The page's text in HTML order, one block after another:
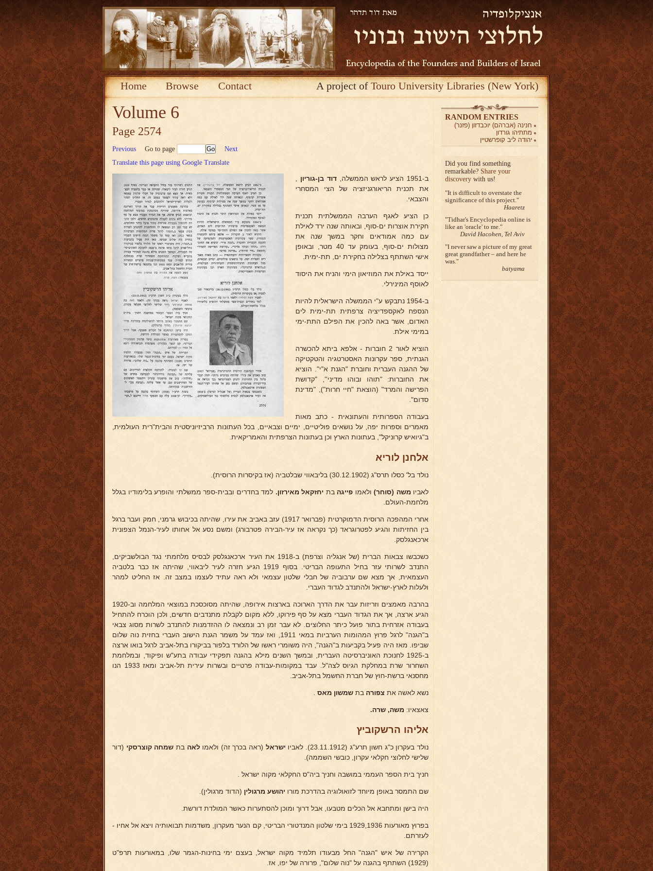
Home Browse Contact A project ofTouro University Libraries (New York)
Volume 6
Page 2574
Previous Go to page
Next
Translate this page using Google Translate
ב-1951 הציע לראש הממשלה, דוד בן-גוריון
את תכנית הריאורגניזציה של הצי המסחרי
והצבאי.
כן הציע לאגף הערבה הממשלתית תכנית
חקירת אוצרות ים-סוף, ובאותה שנה ירד לאילת
עם כמה אמודאים וחקר במשך שנה את
מצולות ים-סוף, בעומק עד 40 מטר, ובאופן
אישי השתתף בצלילה בחקירת ים, תת-ימית.
ייסד באילת את המוזיאון הימי והניח את היסוד
לאוסף המינירלי.
ב-1954 נתבקש ע"י הממשלה הישראלית להיות
הנספח לאקספדיציה צרפתית תת-ימית לים
האדום, אשר באה להכין את הפילם התת-ימי
במימי אילת.
הוציא לאור 2 חוברות - אלפא ביתא להכשרה
הגנתית, ספר עקרונות האסטרטגיה והטקטיקה
של ההגנה העברית וחוברת "הגנת א"י". הוציא
את החוברות: "תוהו ובוהו מדיני'', "קדושת
הפרישה והמרד" (הוצאת "חיי חרות"), "מדינת
סדום".
בעבודה הספרותית והעתונאית - כתב מאות
מאמרים וספרות יפה, על נושאים פוליטיים, ימיים וצבאיים, בכל העתונות הרביזיוניסטית והבית"רית העולמית,
ב"גיואיש קרוניקל", בעתונות הארץ וכן בעתונות הצרפתית והאמריקאית.
אלחנן לוריא
נולד בל' כסלו תרס"ג (30.12.1902) בליבאווי שבלטביה (אז בקיסרות הרוסית).
לאביו משה (סוחר) ולאמו פייגה בת יחזקאל מאירזון. למד בחדרים ובבית-ספר ממשלתי והופרע בלימודיו בגלל
מלחמת-העולם.
אחרי המהפכה הרוסית הדמוקרטית (פברואר 1917) עזב באביב את עירו, שהיתה בכיבוש גרמני, חמק ועבר ברגל
בין החזיתות והגיע לפטרוגראד (כך נקראה אז עיר-הבירה פטרבורג) ומשם נסע אל אחותו לעיר-הנמל הצפונית
ארכאנגלסק.
כשכבשו צבאות הברית (של אנגליה וצרפת) ב-1918 את העיר ארכאנגלסק לבסיס מלחמתי נגד הבולשביקים,
התנדב לשרותי עזר בחיל התעופה הבריטי. בסוף 1919 הגיע חזרה לעיר ליבאווי, שהיתה אז כבר בלטביה
העצמאית, אך מצא שם ערבוביה של חבלי שלטון עצמאי ולא ראה עתיד לעצמו במצב זה. אז החליט למהר
ולעלות לארץ-ישראל ולהתנדב לגדוד העברי.
בהרבה מאמצים וזריזות עבר את הדרך הארוכה בארצות אירופה, שהיתה מסוכסכת במוצאי המלחמה וב-1920
הגיע ארצה, אך את הגדוד העברי מצא על סף פירוקו, ללא מקום לקבלת מתנדבים חדשים, ולכן הוכרח להתחיל
בעבודה אזרחית בתור פועל כיתר החלוצים. לא עבר זמן רב ונמצאה לו ההזדמנות להתנדב לשרות מסוג צבאי
ב"הגנה" לרגל פרוץ המהומות הערביות במאי 1911, ואז עמד על משמר הגנת הישוב העברי בחזית נוה שלום
שביפו. מאז היה פעיל בקביעות ב"הגנה", היה משומרי ראשו של הלורד בלפור בביקורו בתל-אביב לרגל בואו ארצה
ב-1925 לחנוכת האוניברסיטה העברית, ובמשך השנים מילא בהגנה תפקידי עבודה בתע"ש ופיקוד, ובמלחמת
השחרור שרת במחלקת הגיוס לצה"ל. עבד במקומות-עבודה פרטיים ובשרות עירית תל-אביב ומאז 1933 הנו
מחסנאי ברשת-חוץ של חברת החשמל בתל-אביב.
נשא לאשה את צפורה בת שמשון מאס
צאצאיו: משה, שרה.
אליהו הרשקוביץ
נולד בעקרון כ"ג חשון תרע"ג (23.11.1912). לאביו ישראל (ראה בכרך זה) ולאמו לאה בת שמחה קוצרסקי (דור
שלישי לחלוצי חקלאי עקרון, כובשי השממה).
חניך בית הספר העממי במושבה וחניך ביה"ס החקלאי מקוה ישראל .
שם התמסר באופן מיוחד לזואולוגיה בהדרכת מורו יהושע מרגולין (הדוד מרגולין).
היה בישן ומתחבא אל הכלים מטבעו, אבל דרוך ומוכן להסתערות כאשר המולדת דורשת.
בפרוץ מאורעות 1929,1936 בימי שלטון המנדטורי הבריטי, קם הנער מעקרון, משדמות תבואותיה ויצא אל אחיו -
לעזרתם.
הקרירה של איש "הגנה" החל מבעודו תלמיד מקוה ישראל, בעצם ימי בחינות-הגמר שלו, במאורעות תרפ"ט
(1929) השתתף בהגנה על "נוה שלום", פרורה של יפו, אז.
RANDOM ENTRIES
חנינה (אברהם) יוכבדזון (פזנר)
מתתיהו גורדון
יהודה ליב קופרשטיין
Did you find something
remarkable? Share your
discovery with us!
It is difficult to overstate the
significance of this project.
Haaretz
Tidhar's Encyclopedia online is
like an 'oracle' to me.
David Hacohen, Tel Aviv
I never saw a picture of my great
great grandfather – and here he
was.
batyama